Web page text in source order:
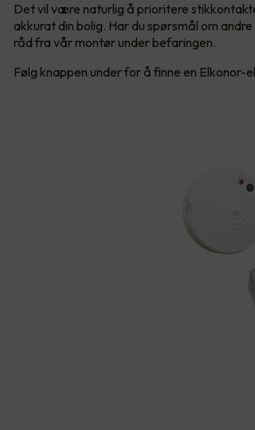
Det vil være naturlig å prioritere
akkurat din bolig. Har du spørsmål om
råd fra vår montør under befaringen.
Følg knappen under for å finne en